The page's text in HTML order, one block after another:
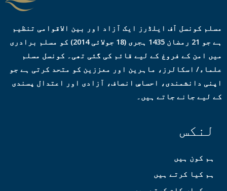
مسلم کونسل آف ایلڈرز ایک آزاد اور بین الاقوامی تنظیم
ہے جو 21 رمضان 1435 ہجری (18 جولائی 2014) کو مسلم برادری
میں امن کے فروغ کے لیے قائم کی گئی تھی۔ کونسل مسلم
علماء/ اسکالرز، ماہرین اور معززین کو متحد کرتی ہے جو
اپنی دانشمندی، احساسِ انصاف، آزادی اور اعتدال پسندی
کے لیے جانے جاتے ہیں۔
لنکس
ہم کون ہیں
ہم کیا کرتے ہیں